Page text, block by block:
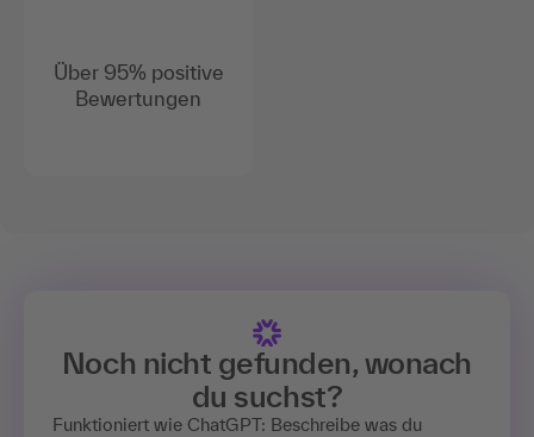
Über 95% positive
Bewertungen
Noch nicht gefunden, wonach
du suchst?
Funktioniert wie ChatGPT: Beschreibe was du